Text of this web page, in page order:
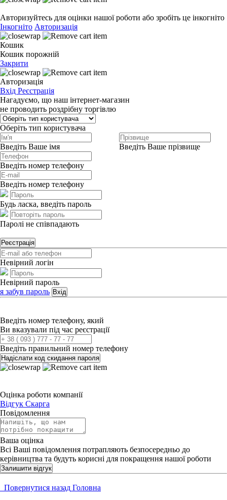
Авторизуйтесь для оцінки нашої роботи або зробіть це інкогніто
Інкогніто Авторизація
Кошик
Кошик порожній
Закрити
Авторизація
Вхід Реєстрація
Нагадуємо, що наш інтернет-магазин
не проводить роздрібну торгівлю
Оберіть тип користувача
Введіть Ваше імя Введіть Ваше прізвище
Введіть номер телефону
Введіть номер телефону
Будь ласка, введіть пароль
Паролі не співпадають
Реєстрація
Невірний логін
Невірний пароль
я забув пароль Вхід
Введіть номер телефону, який
Ви вказували під час реєстрації
Введіть правильний номер телефону
Надіслати код скидання пароля
Оцінка роботи компанії
Відгук Скарга
Повідомлення
Ваша оцінка
Всі Ваші повідомлення потрапляють безпосередньо до
керівництва та будуть корисні для покращення нашої роботи
Залишити відгук
Повернутися назад Головна